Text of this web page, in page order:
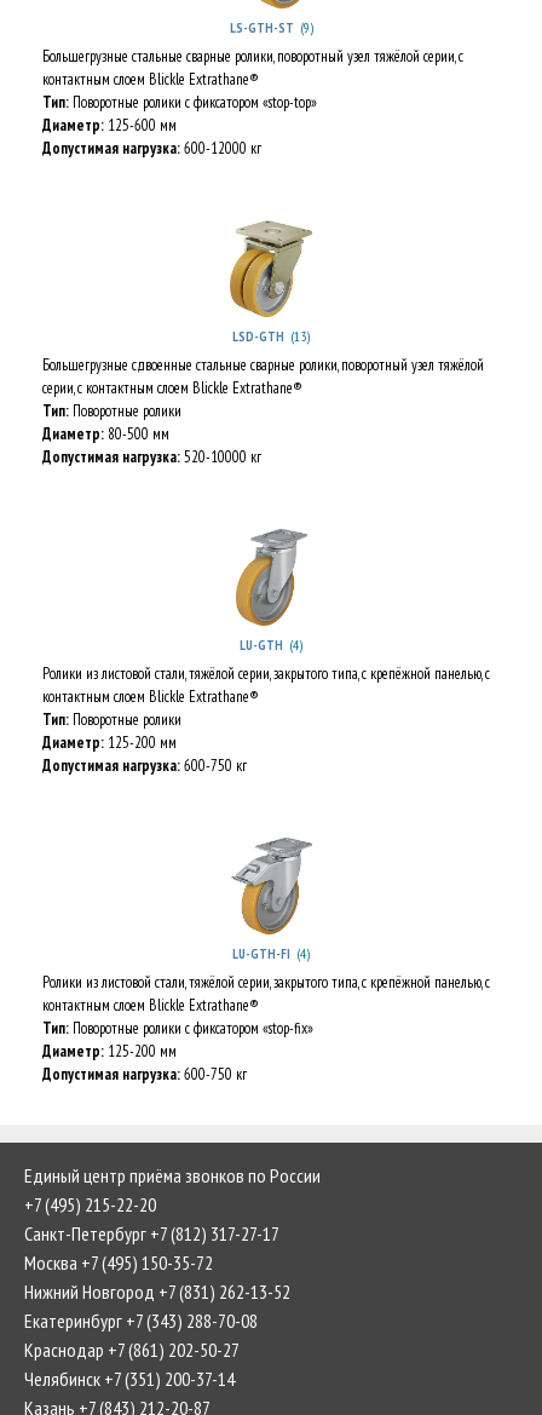
LS-GTH-ST (9)
Большегрузные стальные сварные ролики, поворотный узел тяжёлой серии, с
контактным слоем Blickle Extrathane®
Тип: Поворотные ролики с фиксатором «stop-top»
Диаметр: 125-600 мм
Допустимая нагрузка:600-12000 кг
LSD-GTH (13)
Большегрузные сдвоенные стальные сварные ролики, поворотный узел тяжёлой
серии, с контактным слоем Blickle Extrathane®
Тип: Поворотные ролики
Диаметр: 80-500 мм
Допустимая нагрузка:520-10000 кг
LU-GTH (4)
Ролики из листовой стали, тяжёлой серии, закрытого типа, с крепёжной панелью, с
контактным слоем Blickle Extrathane®
Тип: Поворотные ролики
Диаметр: 125-200 мм
Допустимая нагрузка:600-750 кг
LU-GTH-FI (4)
Ролики из листовой стали, тяжёлой серии, закрытого типа, с крепёжной панелью, с
контактным слоем Blickle Extrathane®
Тип: Поворотные ролики с фиксатором «stop-fix»
Диаметр: 125-200 мм
Допустимая нагрузка:600-750 кг
Единый центр приёма звонков по России
+7 (495) 215-22-20
Санкт-Петербург +7 (812) 317-27-17
Москва +7 (495) 150-35-72
Нижний Новгород +7 (831) 262-13-52
Екатеринбург +7 (343) 288-70-08
Краснодар +7 (861) 202-50-27
Челябинск +7 (351) 200-37-14
Казань +7 (843) 212-20-87